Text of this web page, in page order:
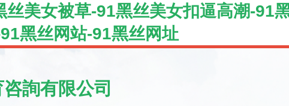
美女被草-91黑丝美女扣逼高潮-91
黑丝网站-91黑丝网址
詢有限公司